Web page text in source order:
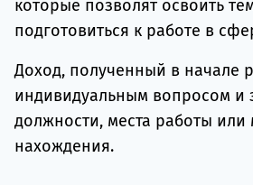
которые позволят освоить
подготовиться к работе в
Доход, полученный в начале
индивидуальным вопросом и
должности, места работы или
нахождения.